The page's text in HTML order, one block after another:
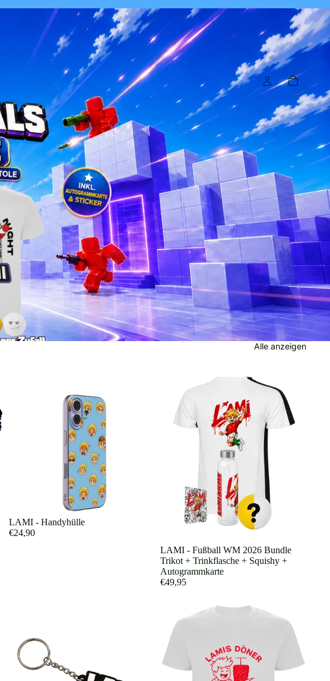
Alle anzeigen
LAMI - Handyhülle
€24,90
Ausverkauft
LAMI - Fußball WM 2026 Bundle
Trikot + Trinkflasche + Squishy +
Autogrammkarte
€49,95